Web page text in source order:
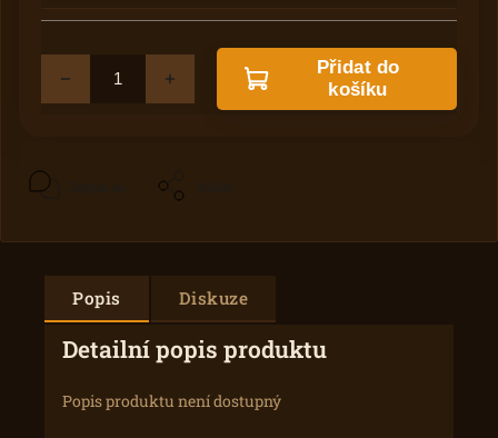
Přidat do
košíku
Popis Diskuze
Detailní popis produktu
Popis produktu není dostupný